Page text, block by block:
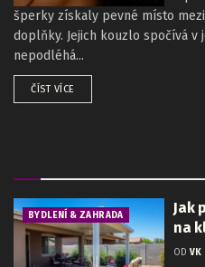
šperky získaly pevné místo
doplňky. Jejich kouzlo spočívá v
nepodléhá...
ČÍST VÍCE
BYDLENÍ & ZAHRADA
Jak
na
OD VK